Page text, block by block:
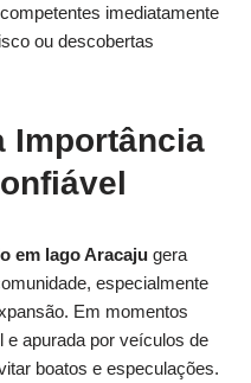
imediatamente
ou descobertas
Importância
em lago Aracaju gera
especialmente
Em momentos
apurada por veículos de
boatos e especulações.